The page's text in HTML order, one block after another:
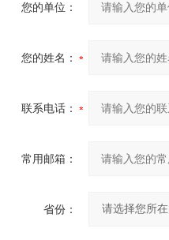
您的单位：
您的姓名：
联系电话：
常用邮箱：
省份：